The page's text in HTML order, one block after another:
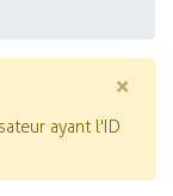
×
ayant l'ID